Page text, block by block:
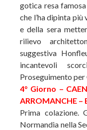
gotica resa
che l’ha dipinta
e della sera
rilievo
suggestiva
incantevoli
Proseguimento per
4° Giorno –
ARROMANCHE –
Prima colazione.
Normandia nella